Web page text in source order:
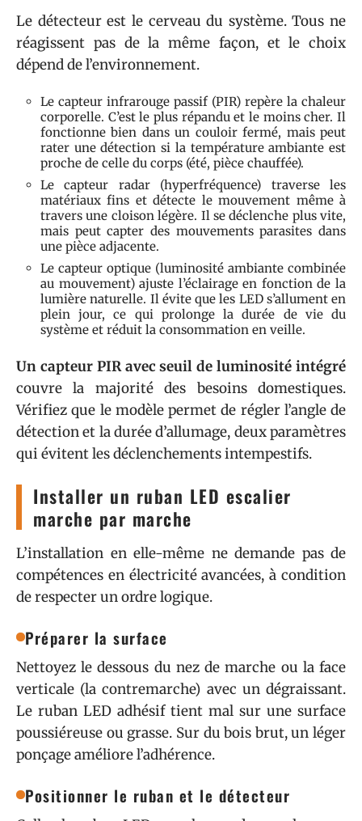
Le détecteur est le cerveau du système. Tous ne
réagissent pas de la même façon, et le choix
dépend de l’environnement.
Le capteur infrarouge passif (PIR) repère la chaleur
corporelle. C’est le plus répandu et le moins cher. Il
fonctionne bien dans un couloir fermé, mais peut
rater une détection si la température ambiante est
proche de celle du corps (été, pièce chauffée).
Le capteur radar (hyperfréquence) traverse les
matériaux fins et détecte le mouvement même à
travers une cloison légère. Il se déclenche plus vite,
mais peut capter des mouvements parasites dans
une pièce adjacente.
Le capteur optique (luminosité ambiante combinée
au mouvement) ajuste l’éclairage en fonction de la
lumière naturelle. Il évite que les LED s’allument en
plein jour, ce qui prolonge la durée de vie du
système et réduit la consommation en veille.
Un capteur PIR avec seuil de luminosité intégré
couvre la majorité des besoins domestiques.
Vérifiez que le modèle permet de régler l’angle de
détection et la durée d’allumage, deux paramètres
qui évitent les déclenchements intempestifs.
Installer un ruban LED escalier
marche par marche
L’installation en elle-même ne demande pas de
compétences en électricité avancées, à condition
de respecter un ordre logique.
Préparer la surface
Nettoyez le dessous du nez de marche ou la face
verticale (la contremarche) avec un dégraissant.
Le ruban LED adhésif tient mal sur une surface
poussiéreuse ou grasse. Sur du bois brut, un léger
ponçage améliore l’adhérence.
Positionner le ruban et le détecteur